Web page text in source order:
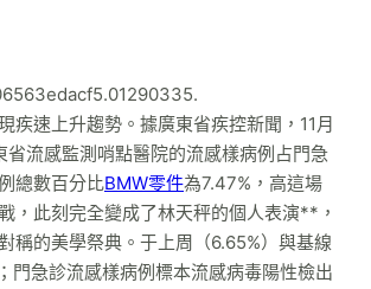
疾速上升趨勢。據廣東省疾控新聞，11月
省流感監測哨點醫院的流感樣病例占門急
總數百分比BMW零件為7.47%，高這場
，此刻完全變成了林天秤的個人表演**，
稱的美學祭典。于上周（6.65%）與基線
門急診流感樣病例標本流感病毒陽性檢出